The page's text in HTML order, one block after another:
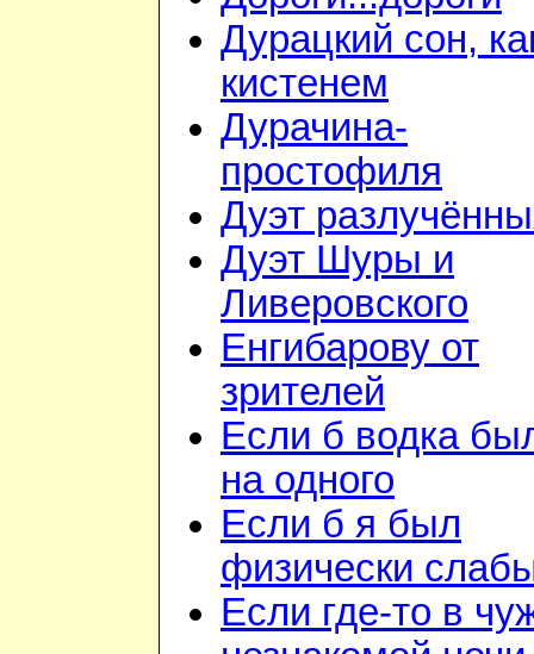
Дурацкий сон,
кистенем
Дурачина-
простофиля
Дуэт
Дуэт Шуры и
Ливеровского
Енгибарову от
зрителей
Если б водка
на одного
Если б я был
физически
Если где-то в